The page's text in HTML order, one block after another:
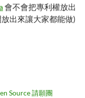
會不會把專利權放出
出來讓大家都能做)
Source 請願團